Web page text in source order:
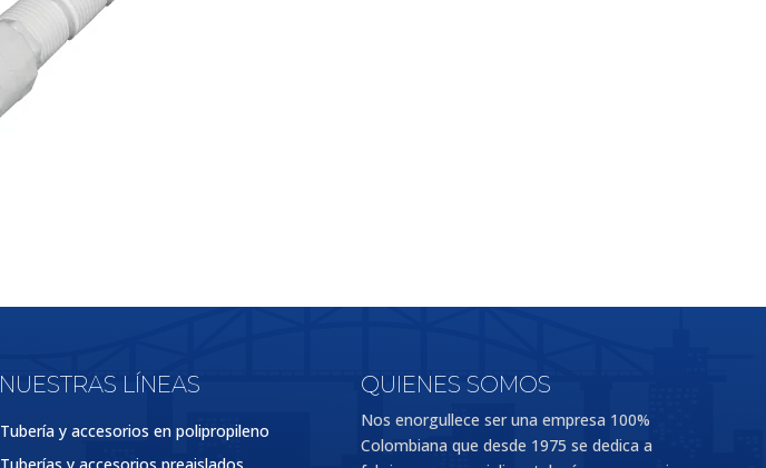
NUESTRAS LÍNEAS
Tubería y accesorios en polipropileno
QUIENES SOMOS
Nos enorgullece ser una empresa 100%
Colombiana que desde 1975 se dedica a